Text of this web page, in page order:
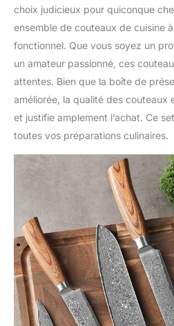
toute
dans
bien
Que
des
ce
plaisir
pour
les
choix judicieux pour quiconque
ensemble de couteaux de cuisine
fonctionnel. Que vous soyez un
un amateur passionné, ces
attentes. Bien que la boîte de
améliorée, la qualité des couteaux
et justifie amplement l’achat. Ce
toutes vos préparations culinaires.